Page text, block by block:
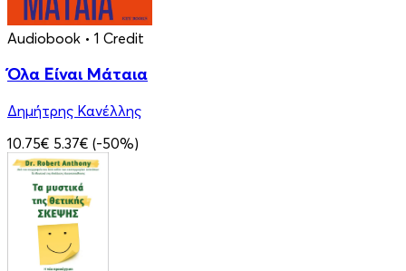
Audiobook • 1 Credit
Όλα Είναι Μάταια
Δημήτρης Κανέλλης
10.75€ 5.37€ (-50%)